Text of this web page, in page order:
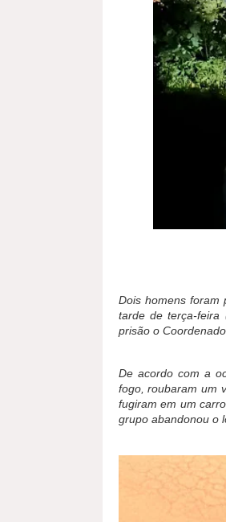
Dois homens foram
tarde de terça-feira
prisão o
De acordo com a
fogo, roubaram um
fugiram em um carro
grupo abandonou o